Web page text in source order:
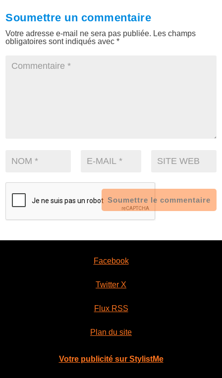
Soumettre un commentaire
Votre adresse e-mail ne sera pas publiée. Les champs
obligatoires sont indiqués avec*
Soumettre le commentaire
Facebook
Twitter X
Flux RSS
Plan du site
Votre publicité sur StylistMe